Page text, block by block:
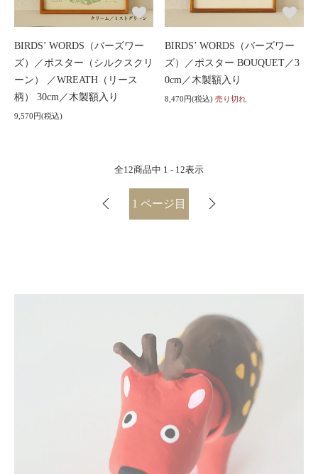
BIRDS’ WORDS（バーズワー
ズ）／ポスター（シルクスクリ
ーン） ／WREATH（リース
柄） 30cm／木製額入り
9,570円(税込)
BIRDS’ WORDS（バーズワー
ズ）／ポスター BOUQUET／3
0cm／木製額入り
8,470円(税込) 売り切れ
全12商品中 1 - 12表示
1 ページ目